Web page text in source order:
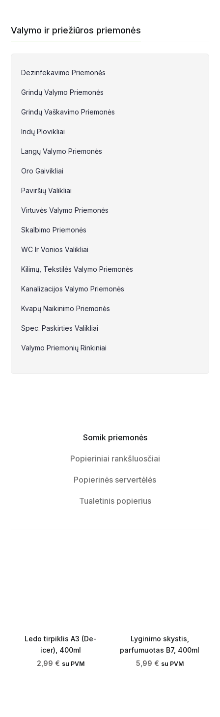
Valymo ir priežiūros priemonės
Dezinfekavimo Priemonės
Grindų Valymo Priemonės
Grindų Vaškavimo Priemonės
Indų Plovikliai
Langų Valymo Priemonės
Oro Gaivikliai
Paviršių Valikliai
Virtuvės Valymo Priemonės
Skalbimo Priemonės
WC Ir Vonios Valikliai
Kilimų, Tekstilės Valymo Priemonės
Kanalizacijos Valymo Priemonės
Kvapų Naikinimo Priemonės
Spec. Paskirties Valikliai
Valymo Priemonių Rinkiniai
Somik priemonės
Popieriniai rankšluosčiai
Popierinės servertėlės
Tualetinis popierius
Ledo tirpiklis A3 (De-
icer), 400ml
2,99 € su PVM
Lyginimo skystis,
parfumuotas B7, 400ml
5,99 € su PVM